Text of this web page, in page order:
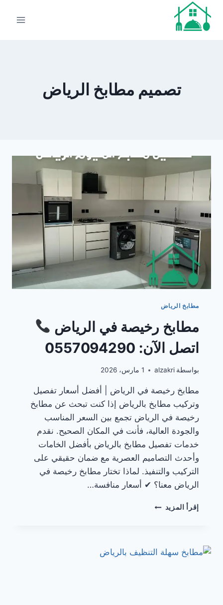
التجاوز
المحتوى
تصميم مطابخ الرياض
مطابخ الرياض
مطابخ رخيصة في الرياض
اتصل الآن: 0557094290
بواسطة alzakri 1 مارس، 2026
مطابخ رخيصة في الرياض | أفضل أسعار تفصيل
وتركيب مطابخ بالرياض إذا كنت تبحث عن مطابخ
رخيصة في الرياض تجمع بين السعر المناسب
والجودة العالية، فأنت في المكان الصحيح. نقدم
خدمات تفصيل مطابخ بالرياض بأفضل الخامات
وأحدث التصاميم العصرية مع ضمان حقيقي على
التركيب والتنفيذ. لماذا تختار مطابخ رخيصة في
الرياض معنا؟ ✔ أسعار منافسة…
إقرأ المزيد مطابخ
اتصل